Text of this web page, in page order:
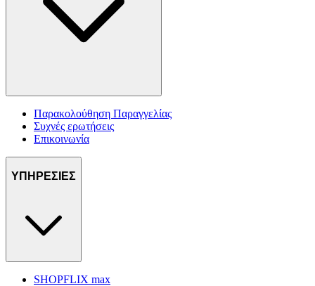
Παρακολούθηση Παραγγελίας
Συχνές ερωτήσεις
Επικοινωνία
ΥΠΗΡΕΣΙΕΣ
SHOPFLIX max